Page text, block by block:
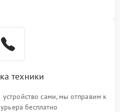
техники
сами, мы отправим к
бесплатно